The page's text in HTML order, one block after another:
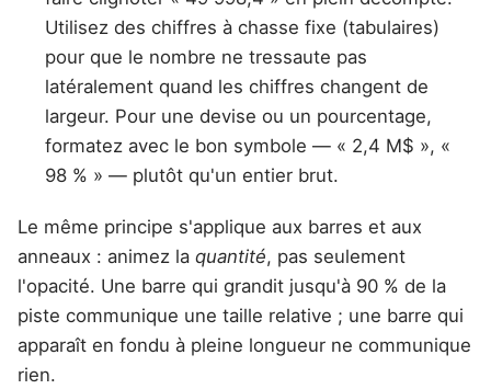
Utilisez des chiffres à chasse fixe (tabulaires)
pour que le nombre ne tressaute pas
latéralement quand les chiffres changent de
largeur. Pour une devise ou un pourcentage,
formatez avec le bon symbole — « 2,4 M$ », «
98 % » — plutôt qu'un entier brut.
Le même principe s'applique aux barres et aux
anneaux : animez la quantité, pas seulement
l'opacité. Une barre qui grandit jusqu'à 90 % de la
piste communique une taille relative ; une barre qui
apparaît en fondu à pleine longueur ne communique
rien.